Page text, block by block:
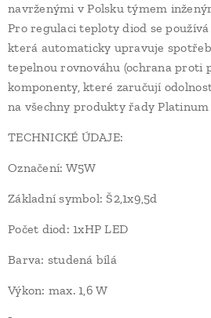
navrženými v Polsku týmem
Pro regulaci teploty diod se
která automaticky upravuje
tepelnou rovnováhu (ochrana proti
komponenty, které zaručují
na všechny produkty řady Platinum
TECHNICKÉ ÚDAJE:
Označení: W5W
Základní symbol: Š2,1x9,5d
Počet diod: 1xHP LED
Barva: studená bílá
Výkon: max. 1,6 W